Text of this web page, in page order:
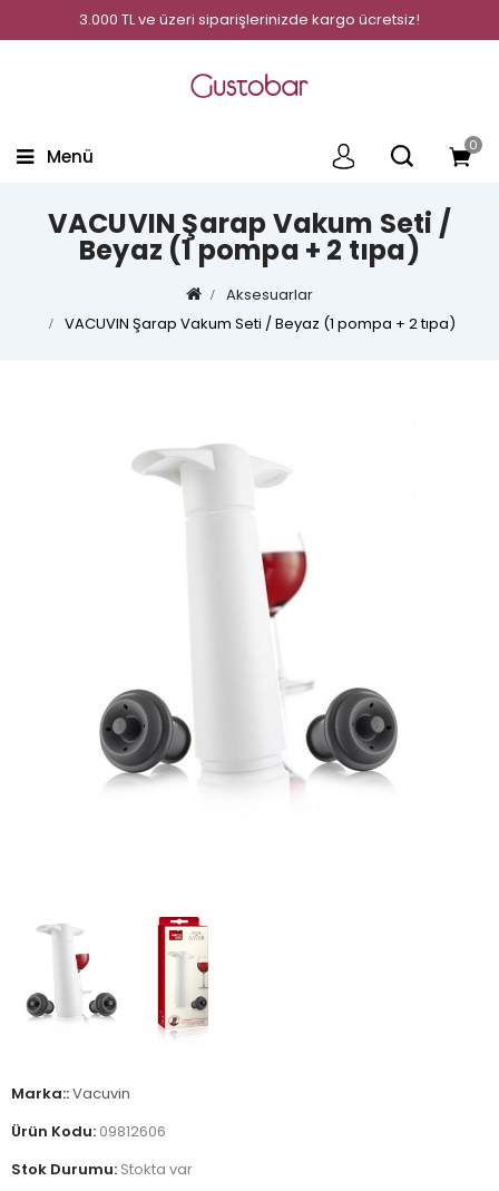
3.000 TL ve üzeri siparişlerinizde kargo ücretsiz!
0
Menü
VACUVIN Şarap Vakum Seti /
Beyaz (1 pompa + 2 tıpa)
Aksesuarlar
VACUVIN Şarap Vakum Seti / Beyaz (1 pompa + 2 tıpa)
Marka::Vacuvin
Ürün Kodu: 09812606
Stok Durumu: Stokta var